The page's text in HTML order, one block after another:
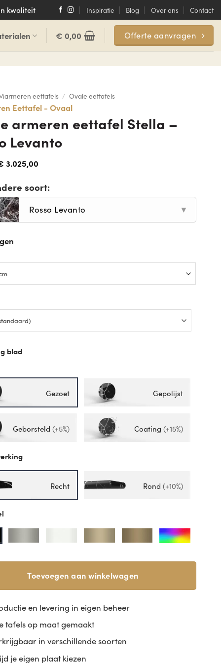
kwaliteit Inspiratie Blog Over ons Contact
€ 0,00 Offerte aanvragen
eettafels / Ovale eettafels
Eettafel - Ovaal
armeren eettafel Stella –
Levanto
3.025,00
soort:
Rosso Levanto ▼
blad
Gezoet Gepolijst
Geborsteld (+5%) Coating (+15%)
Recht Rond (+10%)
Toevoegen aan winkelwagen
en levering in eigen beheer
tafels op maat gemaakt
in verschillende soorten
je eigen plaat kiezen